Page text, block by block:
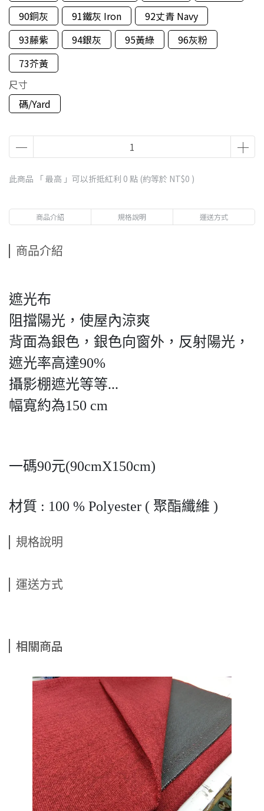
90銅灰
91鐵灰 Iron
92丈青 Navy
93藤紫
94銀灰 95黃綠
96灰粉
73芥黃
尺寸
碼/Yard
此商品 「 最高 」可以折抵紅利 0 點 (約等於 NT$0 )
商品介紹 規格說明 運送方式
商品介紹
遮光布
阻擋陽光，使屋內涼爽
背面為銀色，銀色向窗外，反射陽光，
遮光率高達90%
攝影棚遮光等等...
幅寬約為150 cm
一碼90元(90cmX150cm)
材質 : 100 % Polyester ( 聚酯纖維 )
規格說明
運送方式
相關商品